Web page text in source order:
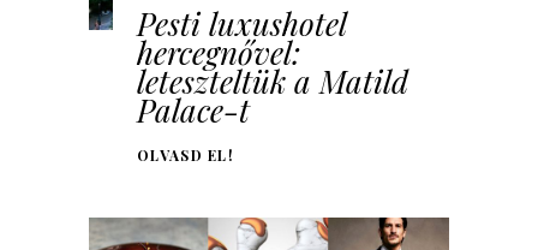
Pesti luxushotel
hercegnővel:
leteszteltük a Matild
Palace-t
OLVASD EL!